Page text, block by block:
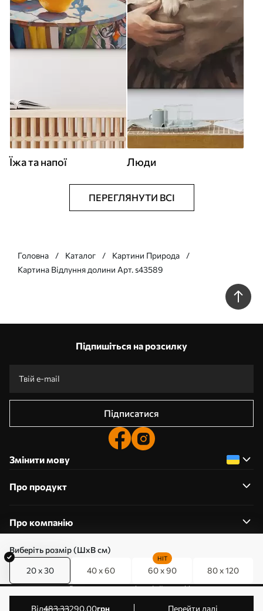
Виберіть розмір (ШхВ см)
20 x 30 40 x 60 60 x 90
HIT
80 x 120
від483.33290.00грн Перейти далі
Їжа та напої Люди
ПЕРЕГЛЯНУТИ ВСІ
Головна Каталог
Картини Природа
Картина Відлуння долини Арт. s43589
Підпишіться на розсилку
Підписатися
Змінити мову
Про продукт
Про компанію
0800357223
Редагування дозволів на файли cookie
© 2011-2026 Art-holst. Усі права захищені. Власник: